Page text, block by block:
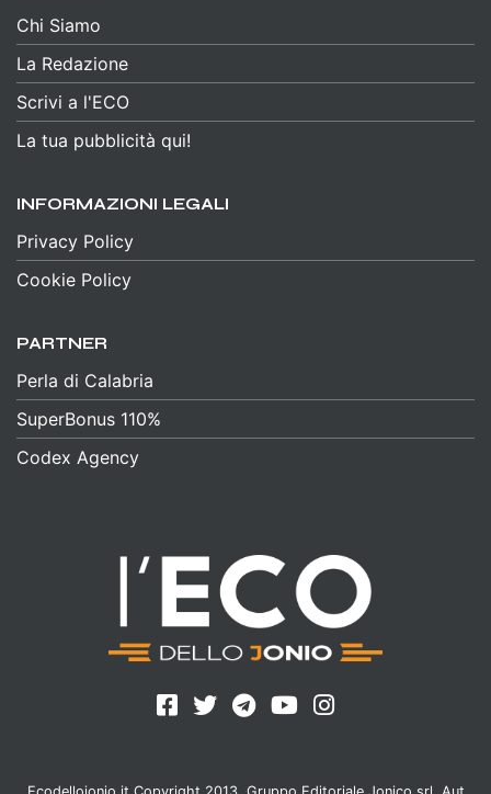
Chi Siamo
La Redazione
Scrivi a l'ECO
La tua pubblicità qui!
INFORMAZIONI LEGALI
Privacy Policy
Cookie Policy
PARTNER
Perla di Calabria
SuperBonus 110%
Codex Agency